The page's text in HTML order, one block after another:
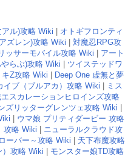
ル)攻略 Wiki
オトギフロンティ
ズレン)攻略 Wiki
対魔忍RPG攻
ッサーモバイル攻略 Wiki
アート
らぶ)攻略 Wiki
ツイステッドワ
Z攻略 Wiki
Deep One 虚無と夢
イブ（ブルアカ）攻略 Wiki
ミス
スカレーションヒロインズ攻略
ズリッターグレンツェ攻略 Wiki
ウマ娘 プリティダービー 攻略
攻略 Wiki
ニューラルクラウド攻
ーバー～攻略 Wiki
天下布魔攻略
）攻略 Wiki
モンスター娘TD攻略